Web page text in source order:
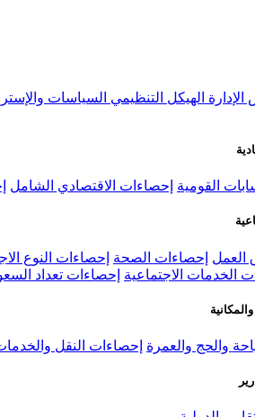
الهيكل التنظيمي السياسات
القومية إحصاءات الاقتصادي الشامل
العمل إحصاءات الصحة إحصاءات النوع
الخدمات الاجتماعية إحصاءات تعداد السعودية
والحج والعمرة إحصاءات النقل